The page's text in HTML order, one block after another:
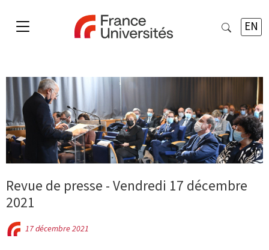
EN
Revue de presse - Vendredi 17 décembre
2021
17 décembre 2021